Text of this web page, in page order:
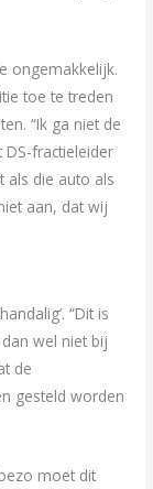
ongemakkelijk.
toe te treden
“Ik ga niet de
fractieleider
als die auto als
aan, dat wij
“Dit is
wel niet bij
de
gesteld worden
moet dit